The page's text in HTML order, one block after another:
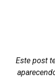
Este post